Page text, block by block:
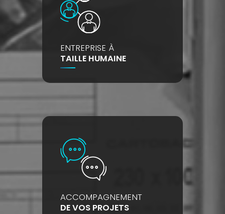
ENTREPRISE À
TAILLE HUMAINE
ACCOMPAGNEMENT
DE VOS PROJETS